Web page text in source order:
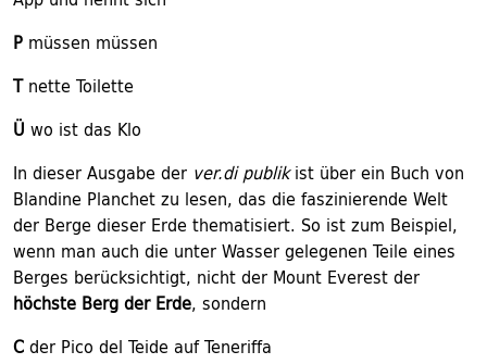
P müssen müssen
Tnette Toilette
Ü wo ist das Klo
In dieser Ausgabe der ver.di publikist über ein Buch von
Blandine Planchet zu lesen, das die faszinierende Welt
der Berge dieser Erde thematisiert. So ist zum Beispiel,
wenn man auch die unter Wasser gelegenen Teile eines
Berges berücksichtigt, nicht der Mount Everest der
höchste Berg der Erde, sondern
Cder Pico del Teide auf Teneriffa